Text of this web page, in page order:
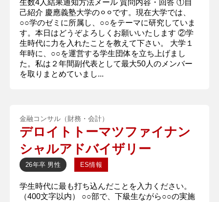
生数4人結果通知方法メール 質問内容・回答 ①自
己紹介 慶應義塾大学の⚪︎⚪︎です。現在大学では、
○○学のゼミに所属し、○○をテーマに研究していま
す。本日はどうぞよろしくお願いいたします ②学
生時代に力を入れたことを教えて下さい。 大学１
年時に、○○を運営する学生団体を立ち上げまし
た。私は２年間副代表として最大50人のメンバー
を取りまとめていまし...
金融コンサル（財務・会計）
デロイトトーマツファイナン
シャルアドバイザリー
26年卒 男性 ES情報
学生時代に最も打ち込んだことを入力ください。
（400文字以内） ○○部で、下級生ながら○○の実施